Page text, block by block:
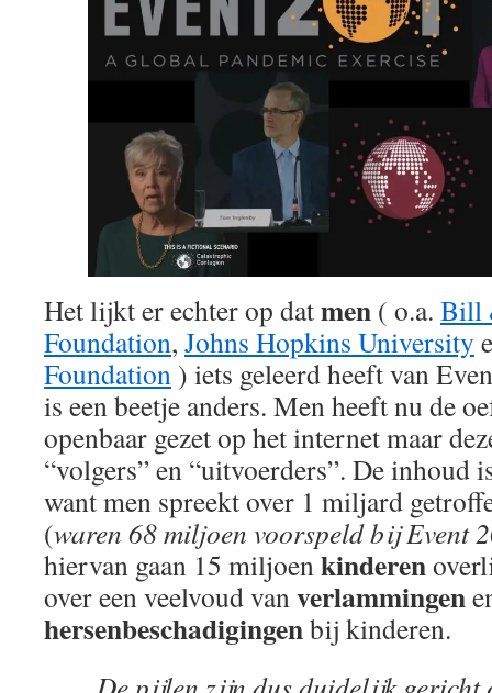
Het lijkt er echter op datmen ( o.a. Bill
Foundation, Johns Hopkins University
Foundation ) iets geleerd heeft van
is een beetje anders. Men heeft nu de
openbaar gezet op het internet maar
“volgers” en “uitvoerders”. De inhoud
want men spreekt over 1 miljard
(waren 68 miljoen voorspeld bij Event
hiervan gaan 15 miljoenkinderen
over een veelvoud vanverlammingen
hersenbeschadigingenbij kinderen.